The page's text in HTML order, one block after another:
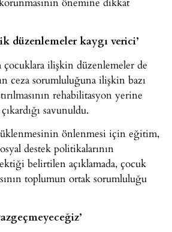
düzenlemeler kaygı verici’
çocuklara ilişkin düzenlemeler de
ceza sorumluluğuna ilişkin bazı
rehabilitasyon yerine
savunuldu.
önlenmesi için eğitim,
destek politikalarının
belirtilen açıklamada, çocuk
toplumun ortak sorumluluğu